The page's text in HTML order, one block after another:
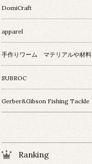
DomiCraft
apparel
手作りワーム マテリアルや材料
SUBROC
Gerber&Gibson Fishing Tackle
Ranking